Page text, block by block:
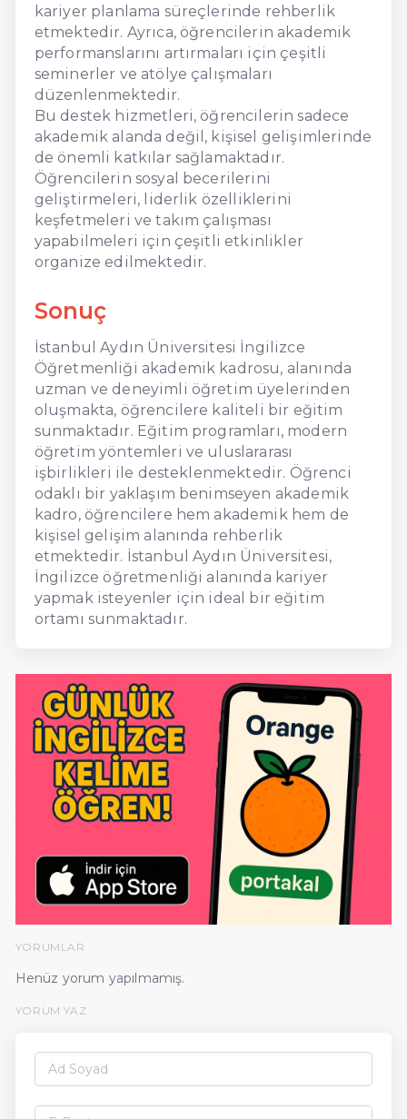
kariyer planlama süreçlerinde rehberlik
etmektedir. Ayrıca, öğrencilerin akademik
performanslarını artırmaları için çeşitli
seminerler ve atölye çalışmaları
düzenlenmektedir.
Bu destek hizmetleri, öğrencilerin sadece
akademik alanda değil, kişisel gelişimlerinde
de önemli katkılar sağlamaktadır.
Öğrencilerin sosyal becerilerini
geliştirmeleri, liderlik özelliklerini
keşfetmeleri ve takım çalışması
yapabilmeleri için çeşitli etkinlikler
organize edilmektedir.
Sonuç
İstanbul Aydın Üniversitesi İngilizce
Öğretmenliği akademik kadrosu, alanında
uzman ve deneyimli öğretim üyelerinden
oluşmakta, öğrencilere kaliteli bir eğitim
sunmaktadır. Eğitim programları, modern
öğretim yöntemleri ve uluslararası
işbirlikleri ile desteklenmektedir. Öğrenci
odaklı bir yaklaşım benimseyen akademik
kadro, öğrencilere hem akademik hem de
kişisel gelişim alanında rehberlik
etmektedir. İstanbul Aydın Üniversitesi,
İngilizce öğretmenliği alanında kariyer
yapmak isteyenler için ideal bir eğitim
ortamı sunmaktadır.
YORUMLAR
Henüz yorum yapılmamış.
YORUM YAZ